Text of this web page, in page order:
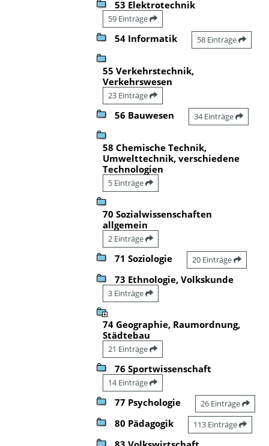
53 Elektrotechnik
59 Einträge
54 Informatik 58 Einträge
55 Verkehrstechnik,
Verkehrswesen
23 Einträge
56 Bauwesen 34 Einträge
58 Chemische Technik,
Umwelttechnik, verschiedene
Technologien
5 Einträge
70 Sozialwissenschaften
allgemein
2 Einträge
71 Soziologie 20 Einträge
73 Ethnologie, Volkskunde
3 Einträge
74 Geographie, Raumordnung,
Städtebau
21 Einträge
76 Sportwissenschaft
14 Einträge
77 Psychologie 26 Einträge
80 Pädagogik 113 Einträge